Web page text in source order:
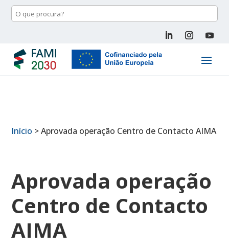
Início >Aprovada operação Centro de Contacto AIMA
Aprovada operação
Centro de Contacto
AIMA